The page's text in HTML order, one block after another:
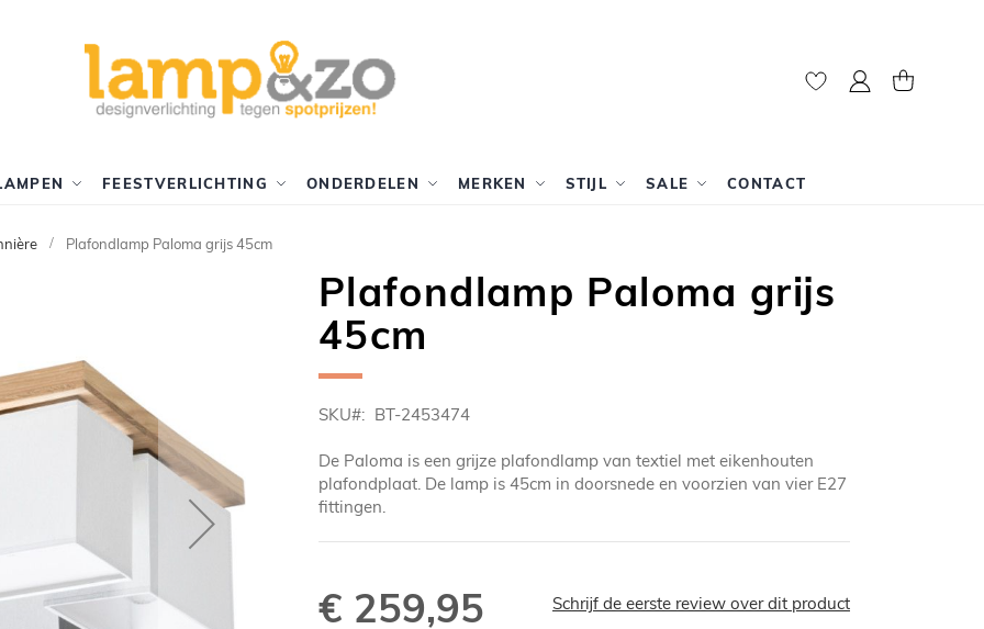
Mijn account
FEESTVERLICHTING ONDERDELEN MERKEN STIJL SALE CONTACT
Plafondlamp Paloma grijs 45cm
Plafondlamp Paloma grijs
45cm
SKU BT-2453474
De Paloma is een grijze plafondlamp van textiel met eikenhouten
plafondplaat. De lamp is 45cm in doorsnede en voorzien van vier E27
fittingen.
€ 259,95 Schrijf de eerste review over dit product